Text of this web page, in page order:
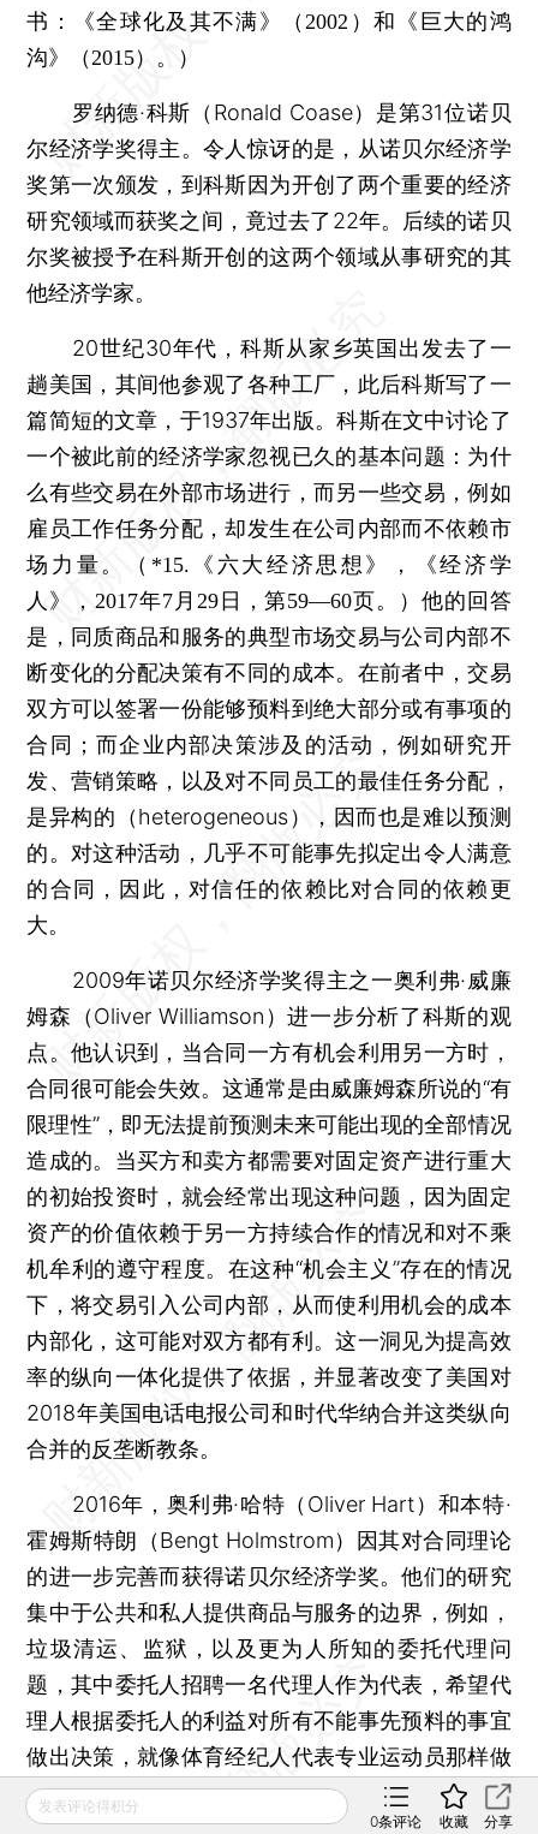
书：《全球化及其不满》（2002）和《巨大的鸿
沟》（2015）。）
罗纳德·科斯（Ronald Coase）是第31位诺贝
尔经济学奖得主。令人惊讶的是，从诺贝尔经济学
奖第一次颁发，到科斯因为开创了两个重要的经济
研究领域而获奖之间，竟过去了22年。后续的诺贝
尔奖被授予在科斯开创的这两个领域从事研究的其
他经济学家。
20世纪30年代，科斯从家乡英国出发去了一
趟美国，其间他参观了各种工厂，此后科斯写了一
篇简短的文章，于1937年出版。科斯在文中讨论了
一个被此前的经济学家忽视已久的基本问题：为什
么有些交易在外部市场进行，而另一些交易，例如
雇员工作任务分配，却发生在公司内部而不依赖市
场力量。
（*15.《六大经济思想》，《经济学
人》，2017年7月29日，第59—60页。
） 他的回答
是，同质商品和服务的典型市场交易与公司内部不
断变化的分配决策有不同的成本。在前者中，交易
双方可以签署一份能够预料到绝大部分或有事项的
合同；而企业内部决策涉及的活动，例如研究开
发、营销策略，以及对不同员工的最佳任务分配，
是异构的（heterogeneous），因而也是难以预测
的。对这种活动，几乎不可能事先拟定出令人满意
的合同，因此，对信任的依赖比对合同的依赖更
大。
2009年诺贝尔经济学奖得主之一奥利弗·威廉
姆森（Oliver Williamson）进一步分析了科斯的观
点。他认识到，当合同一方有机会利用另一方时，
合同很可能会失效。这通常是由威廉姆森所说的“有
限理性”，即无法提前预测未来可能出现的全部情况
造成的。当买方和卖方都需要对固定资产进行重大
的初始投资时，就会经常出现这种问题，因为固定
资产的价值依赖于另一方持续合作的情况和对不乘
机牟利的遵守程度。在这种“机会主义”存在的情况
下，将交易引入公司内部，从而使利用机会的成本
内部化，这可能对双方都有利。这一洞见为提高效
率的纵向一体化提供了依据，并显著改变了美国对
2018年美国电话电报公司和时代华纳合并这类纵向
合并的反垄断教条。
2016年，奥利弗·哈特（Oliver Hart）和本特·
霍姆斯特朗（Bengt Holmstrom）因其对合同理论
的进一步完善而获得诺贝尔经济学奖。他们的研究
集中于公共和私人提供商品与服务的边界，例如，
垃圾清运、监狱，以及更为人所知的委托代理问
题，其中委托人招聘一名代理人作为代表，希望代
理人根据委托人的利益对所有不能事先预料的事宜
做出决策，就像体育经纪人代表专业运动员那样做
事。将代理人的报酬与某种可测量且和当事人利益
高度相关的东西（例如运动员的工资）联系起来是
发表评论得积分
0条评论 收藏 分享